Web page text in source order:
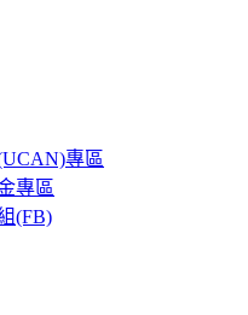
專區
專區
(FB)